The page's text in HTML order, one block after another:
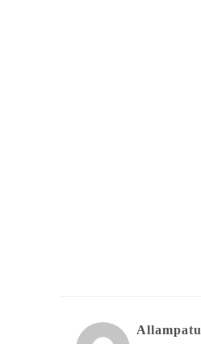
Allampatu